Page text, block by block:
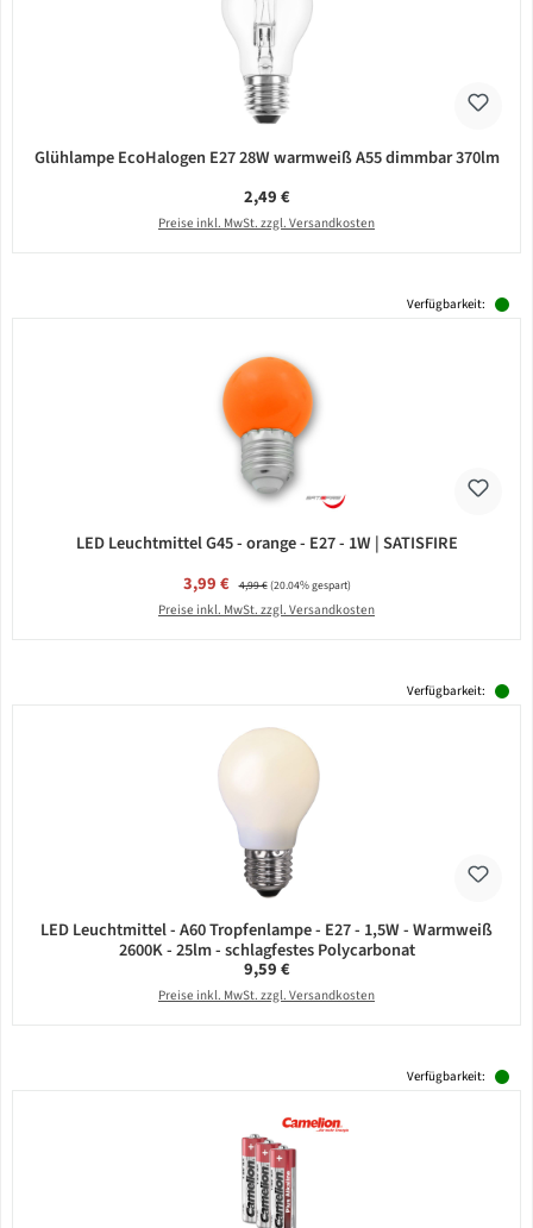
Glühlampe EcoHalogen E27 28W warmweiß A55 dimmbar 370lm
Regulärer Preis:
2,49 €
Preise inkl. MwSt. zzgl. Versandkosten
Verfügbarkeit:
LED Leuchtmittel G45 - orange - E27 - 1W | SATISFIRE
Verkaufspreis:
3,99 € Regulärer Preis:
4,99 €(20.04% gespart)
Preise inkl. MwSt. zzgl. Versandkosten
Verfügbarkeit:
LED Leuchtmittel - A60 Tropfenlampe - E27 - 1,5W - Warmweiß
2600K - 25lm - schlagfestes Polycarbonat
Regulärer Preis:
9,59 €
Preise inkl. MwSt. zzgl. Versandkosten
Verfügbarkeit: